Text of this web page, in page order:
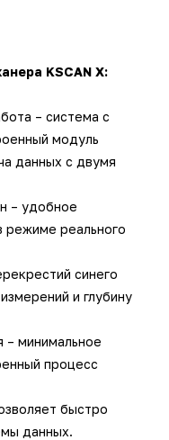
KSCAN X:
– система с
модуль
данных с двумя
– удобное
режиме реального
синего
и глубину
– минимальное
процесс
быстро
данных.